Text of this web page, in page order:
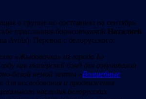
о группе по состоянию на сентябрь
присланная борисовчанкой Наталией
Avota). Перевод с белорусского:
«Жыдовачка» из города Бэ
у как тапёрский бэнд для озвучивания
о-белой немой ленты «Волшебные
исследования и продвижения
наследия белорусских